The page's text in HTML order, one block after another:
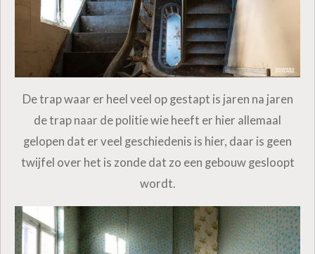
De trap waar er heel veel op gestapt is jaren na jaren
de trap naar de politie wie heeft er hier allemaal
gelopen dat er veel geschiedenis is hier, daar is geen
twijfel over het is zonde dat zo een gebouw gesloopt
wordt.